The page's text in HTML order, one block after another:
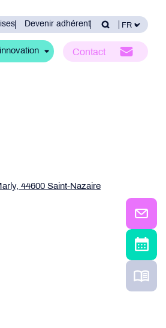
Devenir adhérent
Contact
44600 Saint-Nazaire